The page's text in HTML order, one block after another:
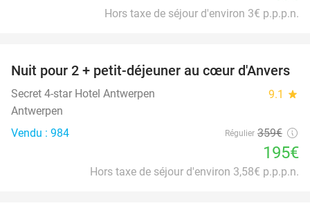
Hors taxe de séjour d'environ 3€ p.p.p.n.
46%
Nuit pour 2 + petit-déjeuner au cœur d'Anvers
Secret 4-star Hotel Antwerpen 9.1 star
Antwerpen
Vendu : 984
Régulier 359€
195€
Hors taxe de séjour d'environ 3,58€ p.p.p.n.